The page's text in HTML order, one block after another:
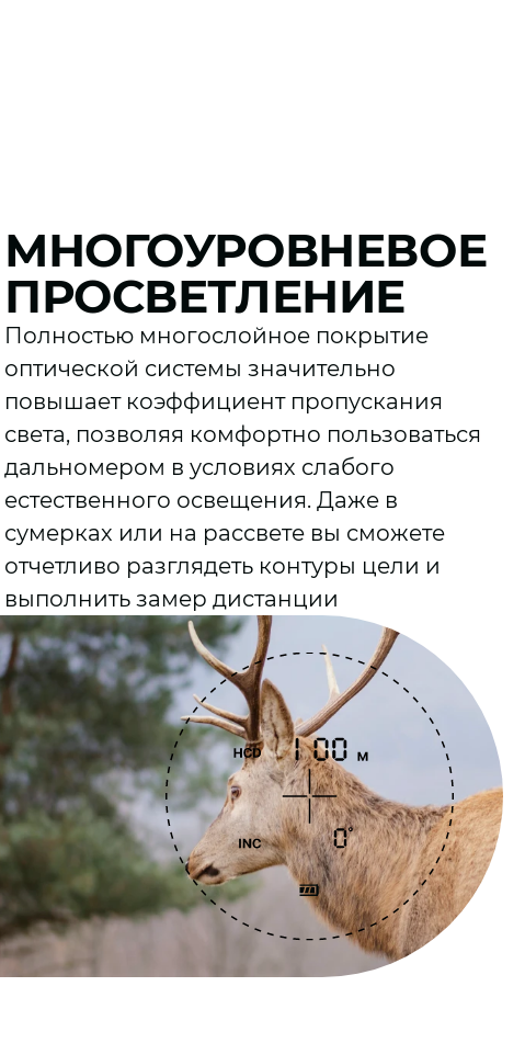
МНОГОУРОВНЕВОЕ
ПРОСВЕТЛЕНИЕ
Полностью многослойное покрытие
оптической системы значительно
повышает коэффициент пропускания
света, позволяя комфортно пользоваться
дальномером в условиях слабого
естественного освещения. Даже в
сумерках или на рассвете вы сможете
отчетливо разглядеть контуры цели и
выполнить замер дистанции